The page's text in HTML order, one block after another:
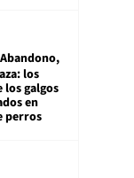
Abandono,
los
los galgos
en
perros